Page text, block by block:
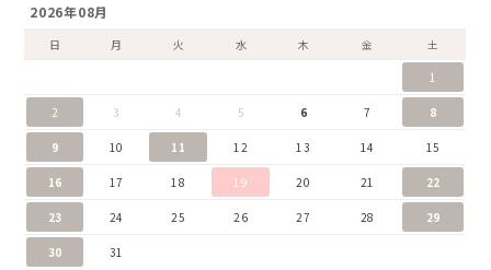
2026年08月
日 月 火 水 木 金
土
1
2 3 4 5 6 7 8
9 10 11 12 13 14 15
16 17 18 19 20 21 22
23 24 25 26 27 28 29
30 31